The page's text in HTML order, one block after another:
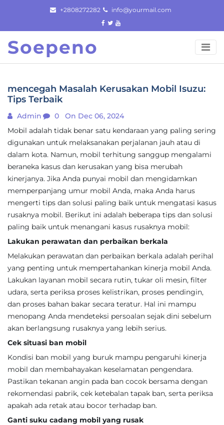
content
+2808272282 info@yourmail.com
Soepeno
mencegah Masalah Kerusakan Mobil Isuzu:
Tips Terbaik
Admin 0
On Dec 06, 2024
Mobil adalah tidak benar satu kendaraan yang paling sering
digunakan untuk melaksanakan perjalanan jauh atau di
dalam kota. Namun, mobil terhitung sanggup mengalami
beraneka kasus dan kerusakan yang bisa merubah
kinerjanya. Jika Anda punyai mobil dan mengidamkan
memperpanjang umur mobil Anda, maka Anda harus
mengerti tips dan solusi paling baik untuk mengatasi kasus
rusaknya mobil. Berikut ini adalah beberapa tips dan solusi
paling baik untuk menangani kasus rusaknya mobil:
Lakukan perawatan dan perbaikan berkala
Melakukan perawatan dan perbaikan berkala adalah perihal
yang penting untuk mempertahankan kinerja mobil Anda.
Lakukan layanan mobil secara rutin, tukar oli mesin, filter
udara, serta periksa proses kelistrikan, proses pendingin,
dan proses bahan bakar secara teratur. Hal ini mampu
menopang Anda mendeteksi persoalan sejak dini sebelum
akan berlangsung rusaknya yang lebih serius.
Cek situasi ban mobil
Kondisi ban mobil yang buruk mampu pengaruhi kinerja
mobil dan membahayakan keselamatan pengendara.
Pastikan tekanan angin pada ban cocok bersama dengan
rekomendasi pabrik, cek ketebalan tapak ban, serta periksa
apakah ada retak atau bocor terhadap ban.
Ganti suku cadang mobil yang rusak